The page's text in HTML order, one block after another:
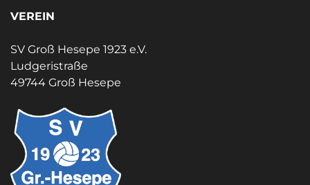
VEREIN
SV Groß Hesepe 1923 e.V.
Ludgeristraße
49744 Groß Hesepe